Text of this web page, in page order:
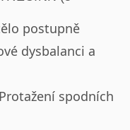
postupně
dysbalanci a
Protažení spodních